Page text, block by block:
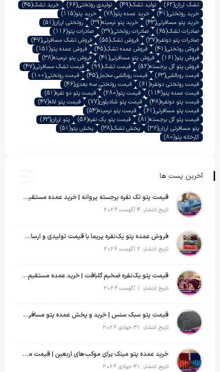
تشک ارزان(62) تولید تشک(49) تولیدی روتختی(66) خرید تشک(45)
خرید روتختی(41) خرید عمده پتو(78) خرید پتو(115)
خرید پتو مسافرتی(43) خرید پتو نرمینه(39) روتختی ارزان(51)
صادرات تشک(65) صادرات روتختی(39) صادرات پتو(116)
صادرات پتو دونفره(37) فروش تشک(55) فروش تشک مسافرتی(47)
فروش روتختی(41) فروش عمده تشک(45) فروش عمده پتو(151)
فروش پتو(161) فروش پتو مسافرتی(41) فروش پتو نرمینه(38)
فروش پتو گل برجسته(52) قیمت تشک(99) قیمت تشک مسافرتی(47)
قیمت روبالشی(63) قیمت روبالشی مخمل(45) قیمت روتختی(100)
قیمت روتختی دونفره(61) قیمت روتختی سه بعدی(46)
قیمت عمده پتو(114) قیمت پتو(280) قیمت پتو دو نفره(51)
قیمت پتو دونفره(48) قیمت پتو شادیلون(77) قیمت پتو لاله(47)
قیمت پتو مسافرتی(61) قیمت پتو نرمینه(54)
قیمت پتو گل برجسته(81) قیمت پتو یک نفره(56) پتو ارزان(63)
پتو مسافرتی ارزان(36) پخش تشک(38) پخش پتو(51)
کارخانه پتو(80)
آخرین پست ها
قیمت پتو تک نفره برجسته پروانه | خرید عمده مستقیم با بهترین قیمت بازار
تاریخ انتشار: 4 آگوست 2026
فروش عمده پتو یک‌نفره پریما با قیمت تولیدی و ارسال به سراسر کشور
تاریخ انتشار: 2 آگوست 2026
قیمت پتو یک‌نفره ضخیم گلبافت | خرید عمده مستقیم با بهترین قیمت
تاریخ انتشار: 1 آگوست 2026
قیمت پتو سبک سنس | خرید و پخش عمده پتو مسافرتی Sense
تاریخ انتشار: 31 جولای 2026
خرید عمده پتو مینک برای موکب‌های اربعین | قیمت مناسب و ارسال سریع
تاریخ انتشار: 31 جولای 2026